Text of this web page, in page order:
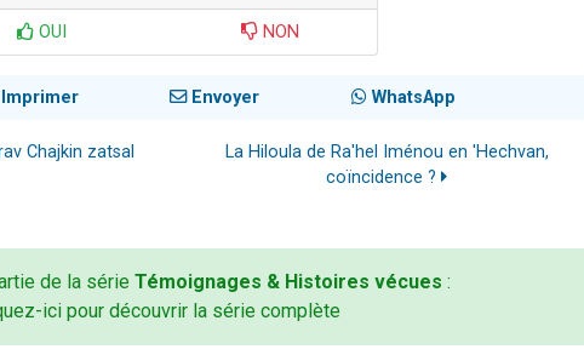
OUI NON
Envoyer WhatsApp
Chajkin zatsal
La Hiloula de Ra'hel Iménou en 'Hechvan,
coïncidence ?
de la série Témoignages & Histoires vécues :
ici pour découvrir la série complète